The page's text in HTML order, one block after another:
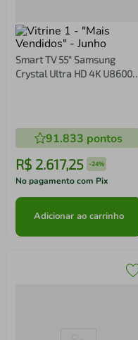
Smart TV 55" Samsung
Crystal Ultra HD 4K U8600F
Gaming e Alexa Integrada
91.833 pontos
R$ 2.617,25 -24%
No pagamento com Pix
Adicionar ao carrinho